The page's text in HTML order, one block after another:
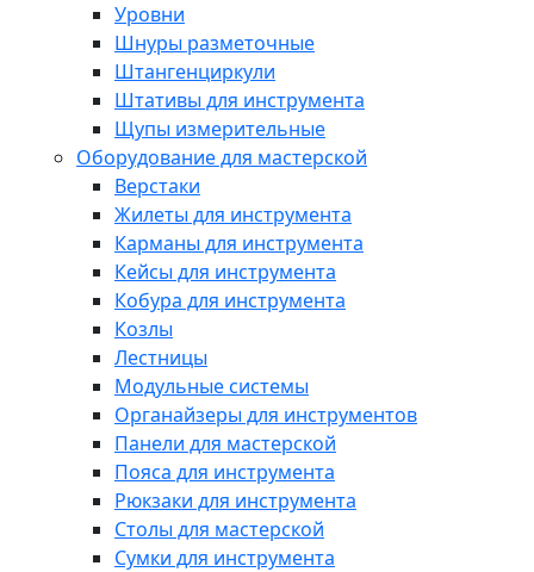
Уровни
Шнуры разметочные
Штангенциркули
Штативы для инструмента
Щупы измерительные
Оборудование для мастерской
Верстаки
Жилеты для инструмента
Карманы для инструмента
Кейсы для инструмента
Кобура для инструмента
Козлы
Лестницы
Модульные системы
Органайзеры для инструментов
Панели для мастерской
Пояса для инструмента
Рюкзаки для инструмента
Столы для мастерской
Сумки для инструмента